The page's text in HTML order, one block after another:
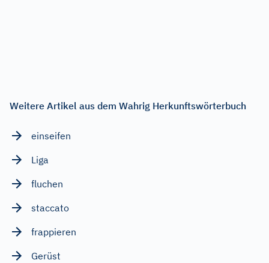
Weitere Artikel aus dem Wahrig Herkunftswörterbuch
einseifen
Liga
fluchen
staccato
frappieren
Gerüst